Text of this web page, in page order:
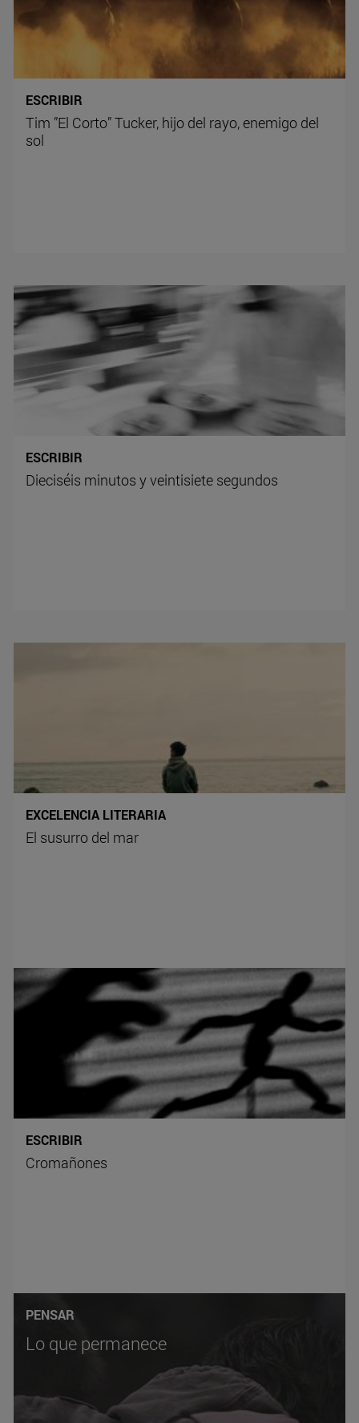
ESCRIBIR
Tim ”El Corto” Tucker, hijo del rayo, enemigo del
sol
ESCRIBIR
Dieciséis minutos y veintisiete segundos
EXCELENCIA LITERARIA
El susurro del mar
ESCRIBIR
Cromañones
PENSAR
Lo que permanece